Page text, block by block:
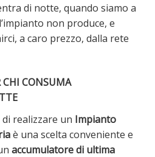
di notte, quando siamo a
non produce, e
a caro prezzo, dalla rete
CHI CONSUMA
realizzare un Impianto
è una scelta conveniente e
accumulatore di ultima